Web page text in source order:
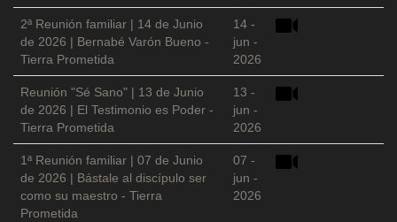
2ª Reunión familiar | 14 de Junio
de 2026 | Bernabé Varón Bueno -
Tierra Prometida
14 -
jun -
2026
Reunión "Sé Sano" | 13 de Junio
de 2026 | El Testimonio es Poder -
Tierra Prometida
13 -
jun -
2026
1ª Reunión familiar | 07 de Junio
de 2026 | Bástale al discípulo ser
como su maestro - Tierra
Prometida
07 -
jun -
2026